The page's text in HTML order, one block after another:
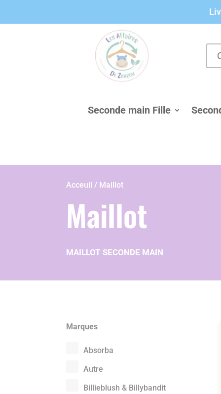
Seconde main Fille
Acceuil / Maillot
Maillot
MAILLOT SECONDE MAIN
Marques
Absorba
Autre
Billieblush & Billybandit